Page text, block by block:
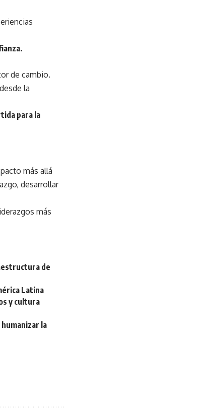
de cambio.
la
para la
más allá
desarrollar
más
de
Latina
y cultura
la